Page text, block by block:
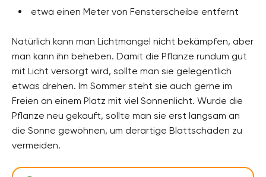
etwa einen Meter von Fensterscheibe entfernt
Natürlich kann man Lichtmangel nicht bekämpfen, aber
man kann ihn beheben. Damit die Pflanze rundum gut
mit Licht versorgt wird, sollte man sie gelegentlich
etwas drehen. Im Sommer steht sie auch gerne im
Freien an einem Platz mit viel Sonnenlicht. Wurde die
Pflanze neu gekauft, sollte man sie erst langsam an
die Sonne gewöhnen, um derartige Blattschäden zu
vermeiden.